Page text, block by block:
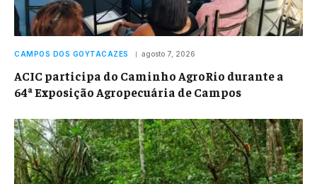
CAMPOS DOS GOYTACAZES agosto 7, 2026
ACIC participa do Caminho AgroRio durante a
64ª Exposição Agropecuária de Campos